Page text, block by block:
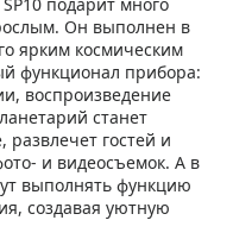
Он выполнен в
ярким космическим
функционал прибора:
воспроизведение
станет
гостей и
и видеосъемок. А в
выполнять функцию
создавая уютную